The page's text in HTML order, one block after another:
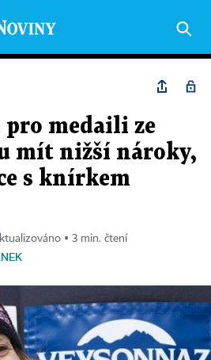
pro medaili ze
mít nižší nároky,
s knírkem
▪ 3 min. čtení